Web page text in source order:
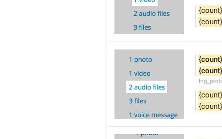
{count}
{count}
{count}
{count}
{count}
{count}